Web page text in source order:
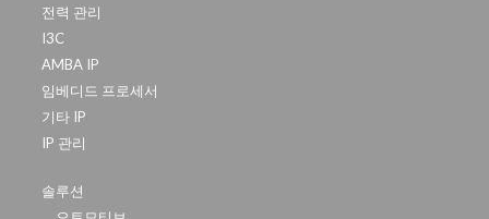
전력 관리
I3C
AMBA IP
임베디드 프로세서
기타 IP
IP 관리
솔루션